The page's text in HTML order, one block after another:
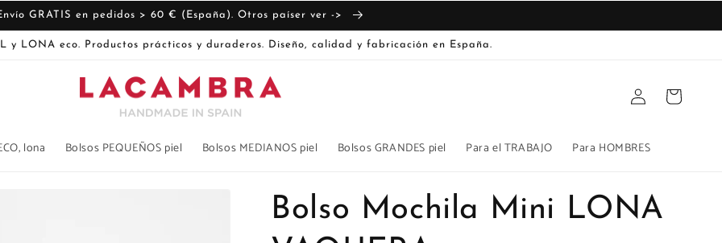
GRATIS en pedidos > 60 € (España). Otros paíser ver ->
y LONA eco. Productos prácticos y duraderos. Diseño, calidad y fabricación en España.
lona Bolsos PEQUEÑOS piel Bolsos MEDIANOS piel Bolsos GRANDES piel Para el TRABAJO Para HOMBRES
Iniciar
sesión
Carrito
Bolso Mochila Mini LONA